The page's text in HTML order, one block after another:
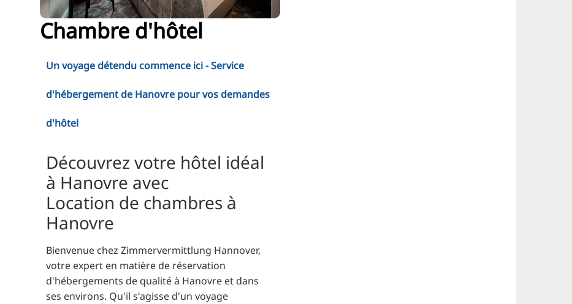
ZH
KO
BG
Chambre d'hôtel
Un voyage détendu commence ici - Service
d'hébergement de Hanovre pour vos demandes
d'hôtel
Découvrez votre hôtel idéal
à Hanovre avec
Location de chambres à
Hanovre
Bienvenue chez Zimmervermittlung Hannover,
votre expert en matière de réservation
d'hébergements de qualité à Hanovre et dans
ses environs. Qu'il s'agisse d'un voyage